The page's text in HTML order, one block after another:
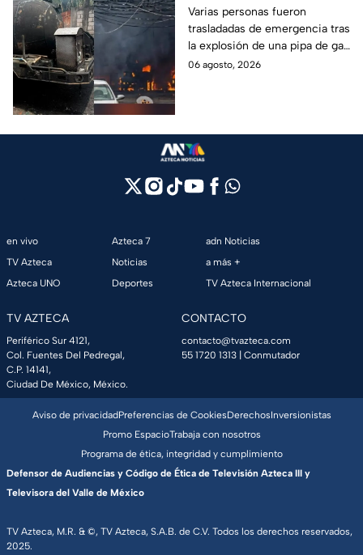
se reportan más de 20
personas con
quemaduras
Varias personas fueron
trasladadas de emergencia tras
la explosión de una pipa de gas
cerca de la colonia Las
06 agosto, 2026
en vivo
TV Azteca
Azteca UNO
Azteca 7
Noticias
Deportes
adn Noticias
a más +
TV Azteca Internacional
TV AZTECA
Periférico Sur 4121,
Col. Fuentes Del Pedregal,
C.P. 14141,
Ciudad De México, México.
CONTACTO
contacto@tvazteca.com
55 1720 1313 | Conmutador
TV Azteca, M.R. & ©, TV Azteca, S.A.B. de C.V. Todos los derechos reservados,
2025.
Aviso de privacidadPreferencias de CookiesDerechosInversionistas
Promo EspacioTrabaja con nosotros
Programa de ética, integridad y cumplimiento
Defensor de Audiencias y Código de Ética de Televisión Azteca III y
Televisora del Valle de México